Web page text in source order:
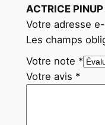
U
F
E
E
ACTRICE
Votre adresse
Les champs
Votre note *
Votre avis *